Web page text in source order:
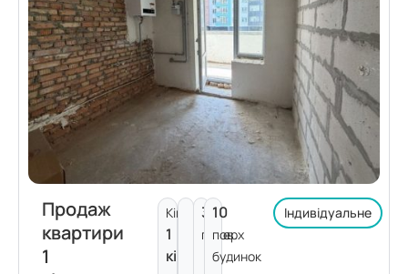
Продаж
квартири
1
Кімнат:
1
кімната
3
поверх
10
пов.
будинок
Індивідуальне